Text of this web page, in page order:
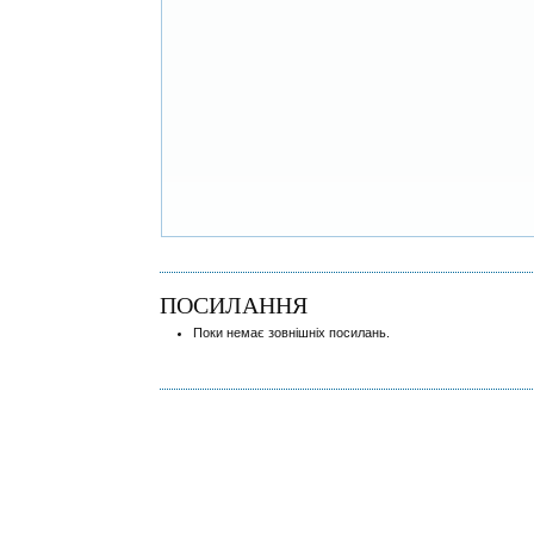
ПОСИЛАННЯ
Поки немає зовнішніх посилань.